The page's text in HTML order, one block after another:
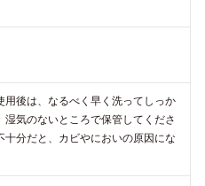
用後は、なるべく早く洗ってしっか
湿気のないところで保管してくださ
十分だと、カビやにおいの原因にな